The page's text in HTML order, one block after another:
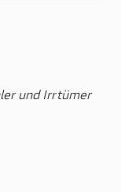
und Irrtümer